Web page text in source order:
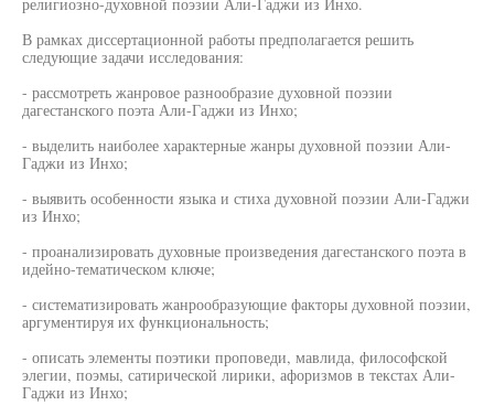
В рамках диссертационной работы предполагается решить
следующие задачи исследования:
- рассмотреть жанровое разнообразие духовной поэзии
дагестанского поэта Али-Гаджи из Инхо;
- выделить наиболее характерные жанры духовной поэзии Али-
Гаджи из Инхо;
- выявить особенности языка и стиха духовной поэзии Али-Гаджи
из Инхо;
- проанализировать духовные произведения дагестанского поэта в
идейно-тематическом ключе;
- систематизировать жанрообразующие факторы духовной поэзии,
аргументируя их функциональность;
- описать элементы поэтики проповеди, мавлида, философской
элегии, поэмы, сатирической лирики, афоризмов в текстах Али-
Гаджи из Инхо;